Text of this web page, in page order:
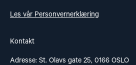
Les vår Personvernerklæring
Kontakt
Adresse: St. Olavs gate 25, 0166 OSLO